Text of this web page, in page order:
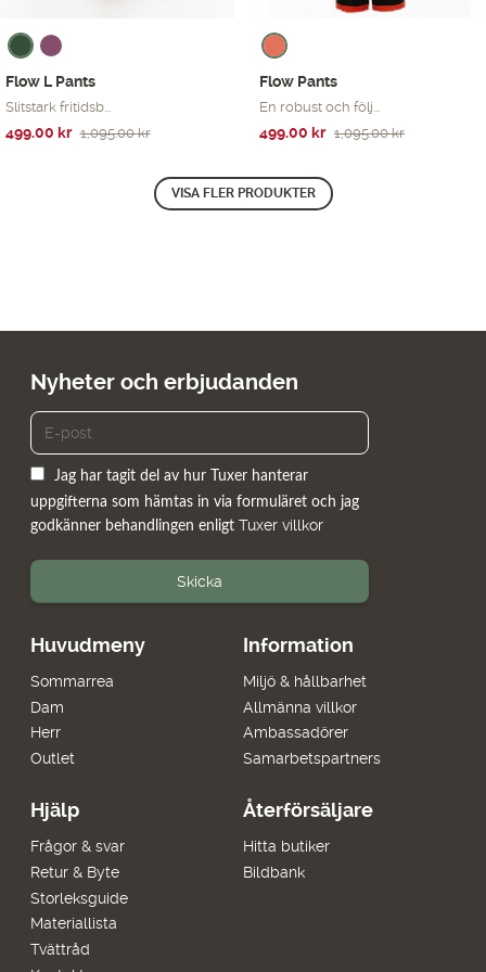
Flow L Pants
Slitstark fritidsb...
1,095.00kr
Det
499.00 kr
Det
Flow Pants
En robust och följ...
1,095.00kr
Det
priset
var:
499.00 kr
Det
priset
är:
VISA FLER PRODUKTER
Huvudmeny
Sommarrea
Dam
Herr
Outlet
Information
Miljö & hållbarhet
Allmänna villkor
Ambassadörer
Samarbetspartners
Hjälp
Frågor & svar
Retur & Byte
Storleksguide
Materiallista
Tvättråd
Återförsäljare
Hitta butiker
Bildbank
Nyheter och erbjudanden
Jag har tagit del av hur Tuxer hanterar
uppgifterna som hämtas in via formuläret och jag
godkänner behandlingen enligt Tuxer villkor
Skicka